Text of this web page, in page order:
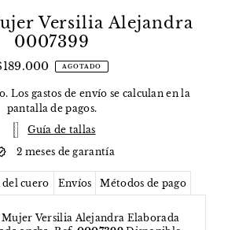
Versilia Alejandra
0007399
AGOTADO
Los gastos de envío se calculan en la
pantalla de pagos.
Guía de tallas
2 meses de garantía
cuero Envíos Métodos de pago
Versilia Alejandra Elaborada